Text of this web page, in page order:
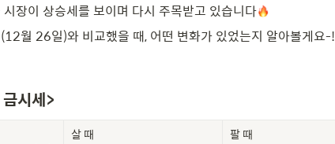
시장이 상승세를 보이며 다시 주목받고 있습니다
월 26일)와 비교했을 때, 어떤 변화가 있었는지 알아볼게요-!
시세>
살 때 팔 때